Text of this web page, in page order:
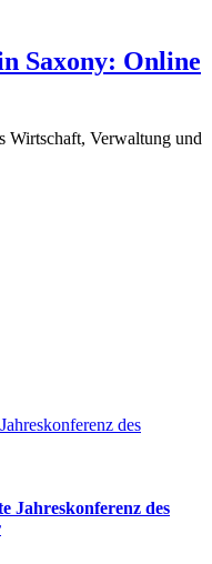
Saxony: Online
Wirtschaft, Verwaltung und
des
Jahreskonferenz des